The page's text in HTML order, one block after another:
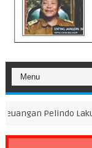
Lakukan